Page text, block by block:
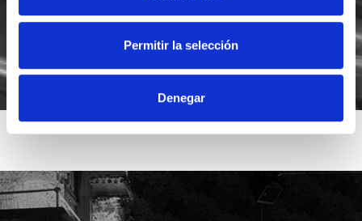
Permitir la selección
Denegar